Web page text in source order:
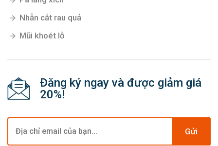
Nhẵn cắt rau quả
Mũi khoét lỗ
Đăng ký ngay và được giảm giá
20%!
Gửi